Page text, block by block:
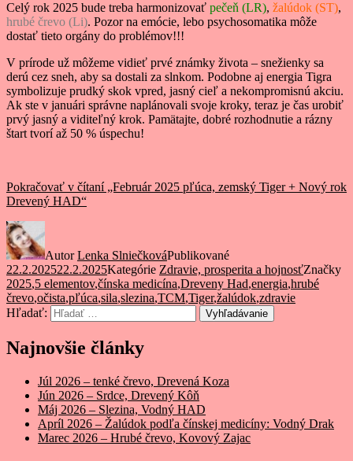
Celý rok 2025 bude treba harmonizovať pečeň (LR), žalúdok (ST),
hrubé črevo (Li). Pozor na emócie, lebo psychosomatika môže
dostať tieto orgány do problémov!!!
V prírode už môžeme vidieť prvé známky života – snežienky sa
derú cez sneh, aby sa dostali za slnkom. Podobne aj energia Tigra
symbolizuje prudký skok vpred, jasný cieľ a nekompromisnú akciu.
Ak ste v januári správne naplánovali svoje kroky, teraz je čas urobiť
prvý jasný a viditeľný krok. Pamätajte, dobré rozhodnutie a rázny
štart tvorí až 50 % úspechu!
Pokračovať v čítaní„Február 2025 pľúca, zemský Tiger + Nový rok
Drevený HAD“
AutorLenka SlniečkováPublikované
22.2.202522.2.2025Kategórie Zdravie, prosperita a hojnosťZnačky
2025,5 elementov,čínska medicína,Dreveny Had,energia,hrubé
črevo,očista,pľúca,sila,slezina,TCM,Tiger,žalúdok,zdravie
Hľadať:
Vyhľadávanie
Najnovšie články
Júl 2026 – tenké črevo, Drevená Koza
Jún 2026 – Srdce, Drevený Kôň
Máj 2026 – Slezina, Vodný HAD
Apríl 2026 – Žalúdok podľa čínskej medicíny: Vodný Drak
Marec 2026 – Hrubé črevo, Kovový Zajac